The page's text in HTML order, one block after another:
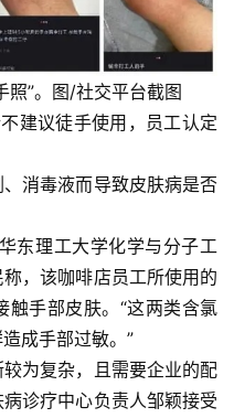
照”。图/社交平台截图
建议徒手使用，员工认定
消毒液而导致皮肤病是否
东理工大学化学与分子工
，该咖啡店员工所使用的
触手部皮肤。“这两类含氯
成手部过敏。”
为复杂，且需要企业的配
诊疗中心负责人邹颖接受